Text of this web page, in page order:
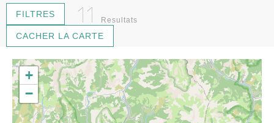
FILTRES 11 Resultats
CACHER LA CARTE
+
−